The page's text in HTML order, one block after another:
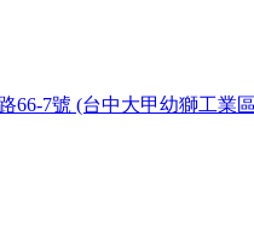
66-7號 (台中大甲幼獅工業